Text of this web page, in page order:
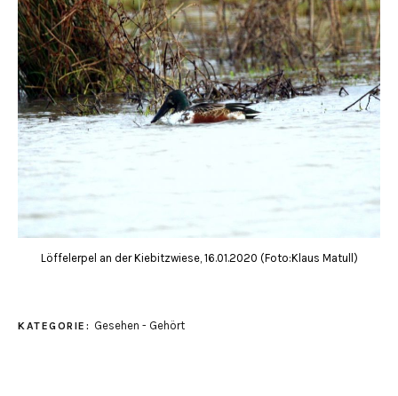
Löffelerpel an der Kiebitzwiese, 16.01.2020 (Foto:Klaus Matull)
KATEGORIE: Gesehen - Gehört